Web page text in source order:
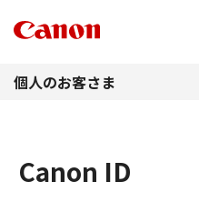
個人のお客さま
Canon ID